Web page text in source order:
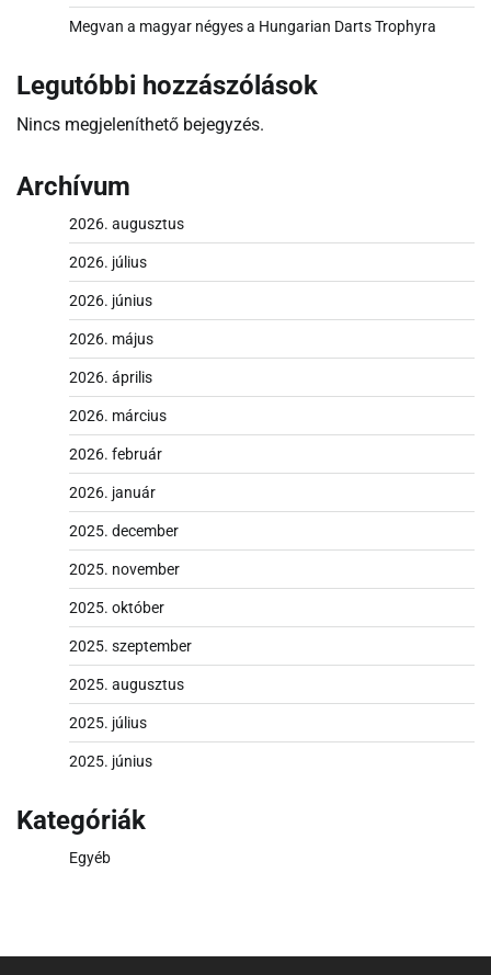
Megvan a magyar négyes a Hungarian Darts Trophyra
Legutóbbi hozzászólások
Nincs megjeleníthető bejegyzés.
Archívum
2026. augusztus
2026. július
2026. június
2026. május
2026. április
2026. március
2026. február
2026. január
2025. december
2025. november
2025. október
2025. szeptember
2025. augusztus
2025. július
2025. június
Kategóriák
Egyéb